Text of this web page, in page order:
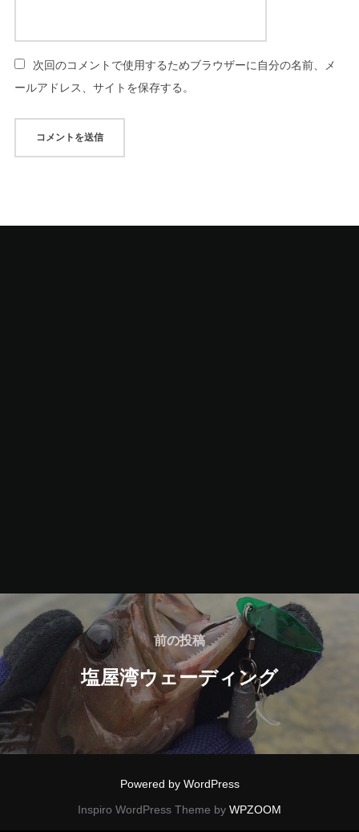
次回のコメントで使用するためブラウザーに自分の名前、メ
ールアドレス、サイトを保存する。
稿
ナ
ビ
ゲ
前
の
投
前の投稿
塩屋湾ウェーディング
Powered by WordPress
Inspiro WordPress Theme by WPZOOM